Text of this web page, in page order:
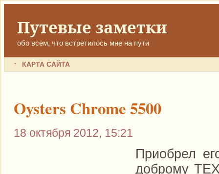
Путевые заметки
обо всем, что встретилось мне на пути
КАРТА САЙТА
Oysters Chrome 5500
18 октября 2012, 15:21
Приобрел
доброму